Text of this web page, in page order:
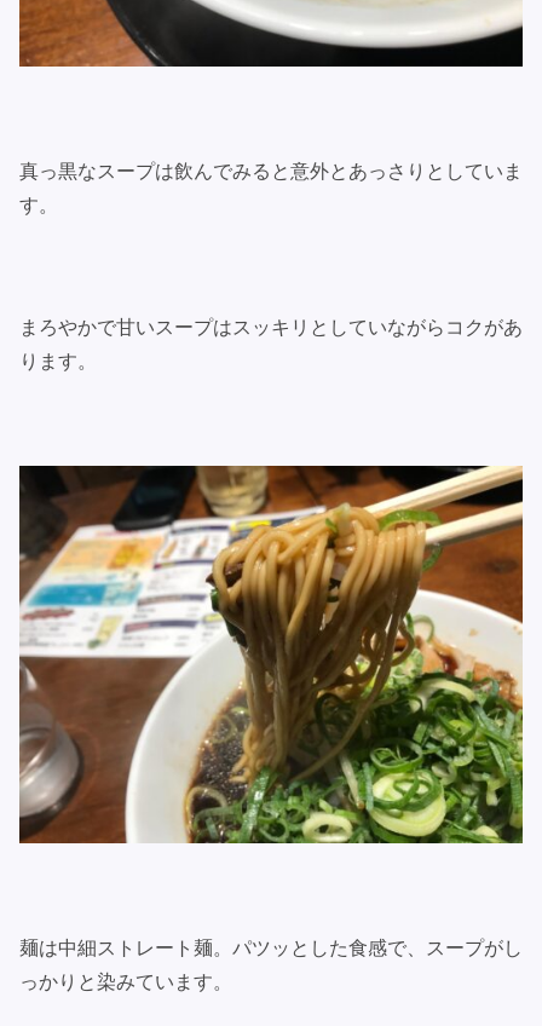
真っ黒なスープは飲んでみると意外とあっさりとしていま
す。
まろやかで甘いスープはスッキリとしていながらコクがあ
ります。
麺は中細ストレート麺。パツッとした食感で、スープがし
っかりと染みています。